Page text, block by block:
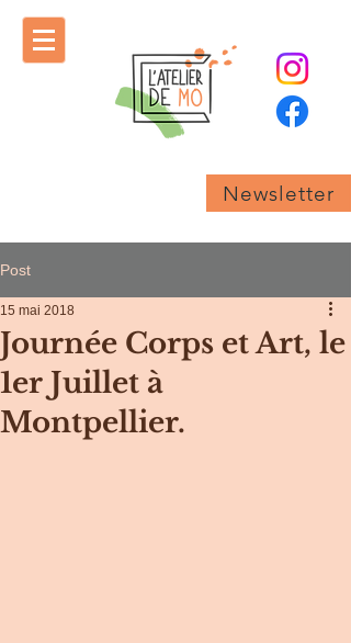
Newsletter
Post
Journée Corps et Art, le
1er Juillet à
Montpellier.
15 mai 2018